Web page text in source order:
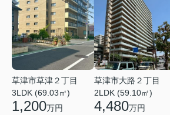
草津市草津２丁目
3LDK (69.03㎡)
1,200万円
草津市大路２丁目
2LDK (59.10㎡)
4,480万円